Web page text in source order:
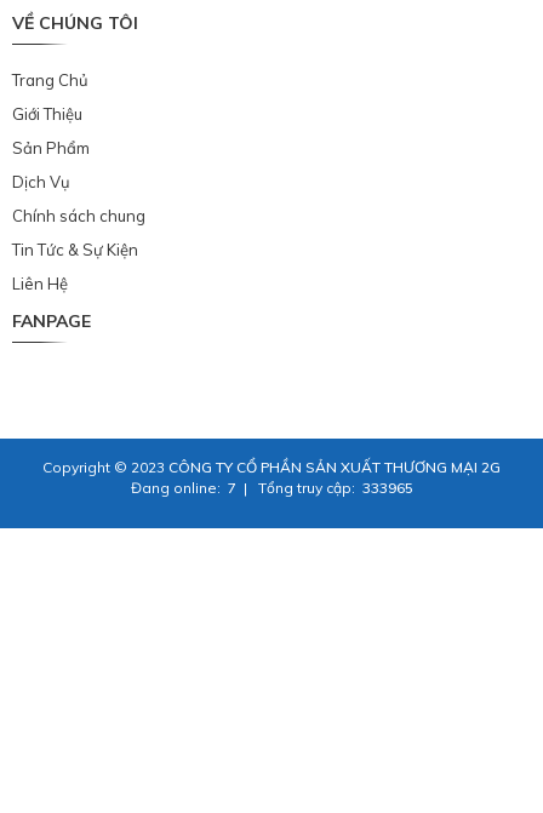
VỀ CHÚNG TÔI
Trang Chủ
Giới Thiệu
Sản Phẩm
Dịch Vụ
Chính sách chung
Tin Tức & Sự Kiện
Liên Hệ
FANPAGE
Copyright © 2023 CÔNG TY CỔ PHẦN SẢN XUẤT THƯƠNG MẠI 2G
Đang online: 7 | Tổng truy cập: 333965